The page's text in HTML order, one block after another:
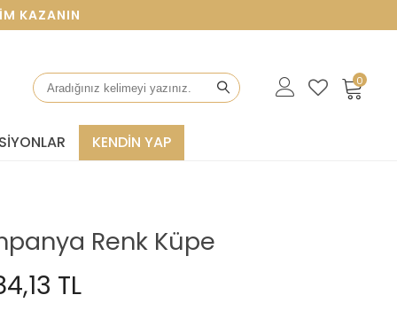
0
KENDİN YAP
Renk Küpe
TL